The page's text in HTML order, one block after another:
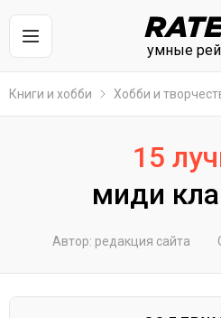
умные
Книги и хобби Хобби и
15
миди
Автор: редакция сайта